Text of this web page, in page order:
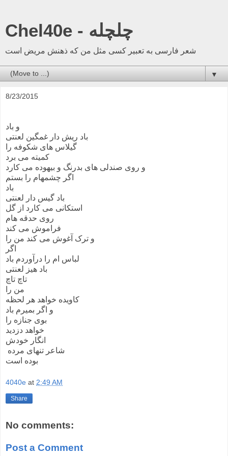
Chel40e - چلچله
شعر فارسی به تعبیر کسی مثل من که ذهنش مریض است
▼
8/23/2015
و باد
باد ریش دار غمگین لعنتی
گیلاس های شکوفه را
کمیته می برد
و روی صندلی های بدرنگ و بیهوده می کارد
اگر چشمهام را بستم
باد
باد گیس دار لعنتی
استکانی می کارد از گل
روی حدقه هام
فراموش می کند
و ترک آغوش می کند من را
اگر
لباس ام را درآوردم باد
باد هیز لعنتی
تاچ تاچ
و اگر بمیرم باد
بوی جنازه را
خواهد دزدید
انگار خودش
بوده است
4040e at 2:49 AM
Share
No comments:
Post a Comment